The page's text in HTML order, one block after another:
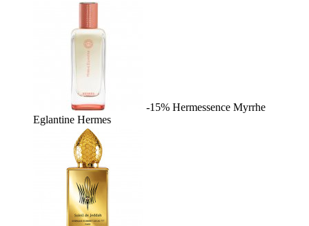
-15% Hermessence Myrrhe
Eglantine Hermes